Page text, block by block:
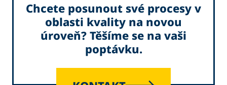
Chcete posunout své procesy v
oblasti kvality na novou
úroveň? Těšíme se na vaši
poptávku.